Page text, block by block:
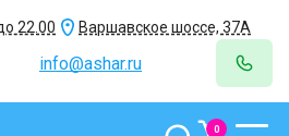
22.00 Варшавское шоссе, 37А
info@ashar.ru
0